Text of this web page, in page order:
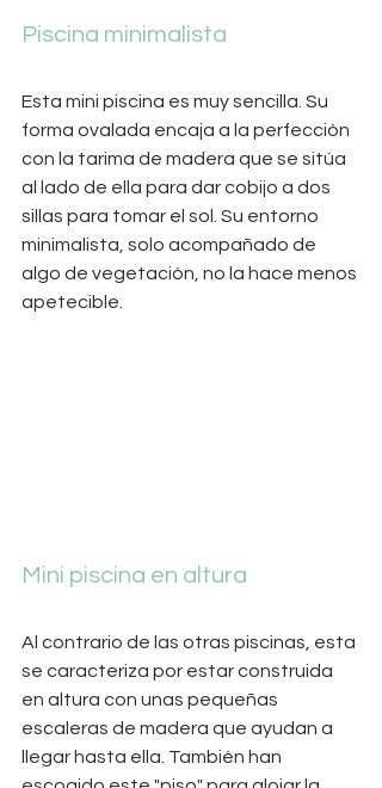
Piscina minimalista
Esta mini piscina es muy sencilla. Su
forma ovalada encaja a la perfección
con la tarima de madera que se sitúa
al lado de ella para dar cobijo a dos
sillas para tomar el sol. Su entorno
minimalista, solo acompañado de
algo de vegetación, no la hace menos
apetecible.
Mini piscina en altura
Al contrario de las otras piscinas, esta
se caracteriza por estar construida
en altura con unas pequeñas
escaleras de madera que ayudan a
llegar hasta ella. También han